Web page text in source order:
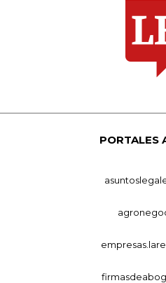
PORTALES